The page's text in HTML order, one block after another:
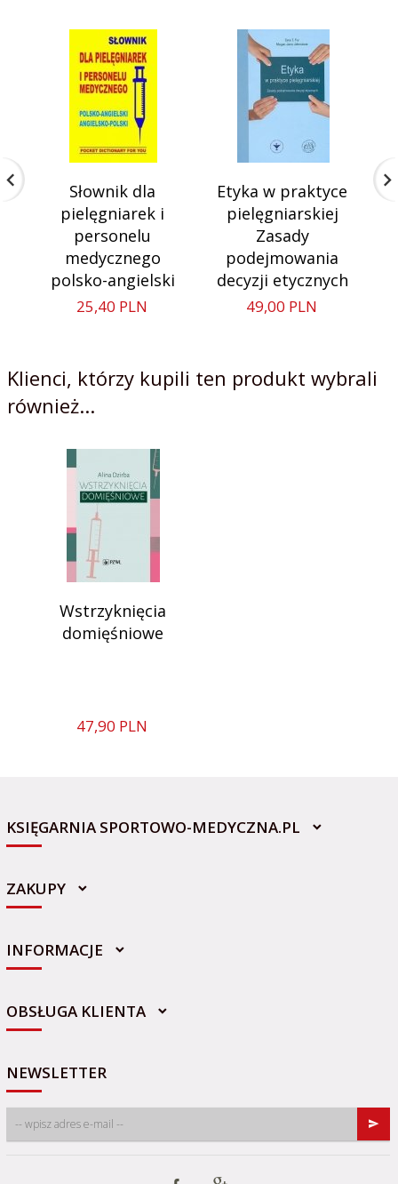
Słownik dla
pielęgniarek i
personelu
medycznego
polsko-angielski
25,40 PLN
Etyka w praktyce
pielęgniarskiej
Zasady
podejmowania
decyzji etycznych
49,00 PLN
Klienci, którzy kupili ten produkt wybrali
również...
Wstrzyknięcia
domięśniowe
47,90 PLN
KSIĘGARNIA SPORTOWO-MEDYCZNA.PL
sklep@sportowo-medyczna.pl
ZAKUPY
INFORMACJE
OBSŁUGA KLIENTA
NEWSLETTER